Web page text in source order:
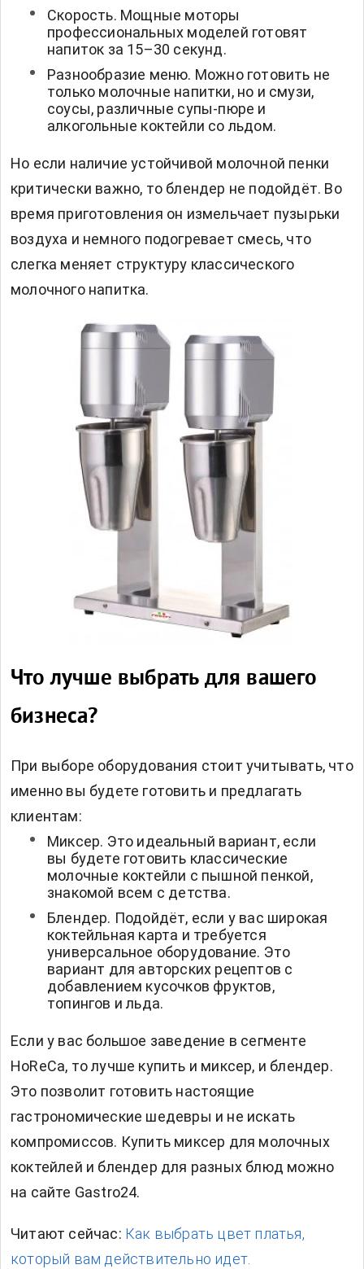
Скорость. Мощные моторы
профессиональных моделей готовят
напиток за 15–30 секунд.
Разнообразие меню. Можно готовить не
только молочные напитки, но и смузи,
соусы, различные супы-пюре и
алкогольные коктейли со льдом.
Но если наличие устойчивой молочной пенки
критически важно, то блендер не подойдёт. Во
время приготовления он измельчает пузырьки
воздуха и немного подогревает смесь, что
слегка меняет структуру классического
молочного напитка.
Что лучше выбрать для вашего
бизнеса?
При выборе оборудования стоит учитывать, что
именно вы будете готовить и предлагать
клиентам:
Миксер. Это идеальный вариант, если
вы будете готовить классические
молочные коктейли с пышной пенкой,
знакомой всем с детства.
Блендер. Подойдёт, если у вас широкая
коктейльная карта и требуется
универсальное оборудование. Это
вариант для авторских рецептов с
добавлением кусочков фруктов,
топингов и льда.
Если у вас большое заведение в сегменте
HoReCa, то лучше купить и миксер, и блендер.
Это позволит готовить настоящие
гастрономические шедевры и не искать
компромиссов. Купить миксер для молочных
коктейлей и блендер для разных блюд можно
на сайте Gastro24.
Читают сейчас: Как выбрать цвет платья,
который вам действительно идет.